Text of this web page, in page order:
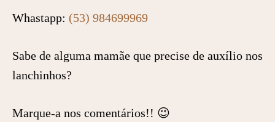
Whastapp: (53) 984699969
Sabe de alguma mamãe que precise de auxílio nos
lanchinhos?
Marque-a nos comentários!! 😉